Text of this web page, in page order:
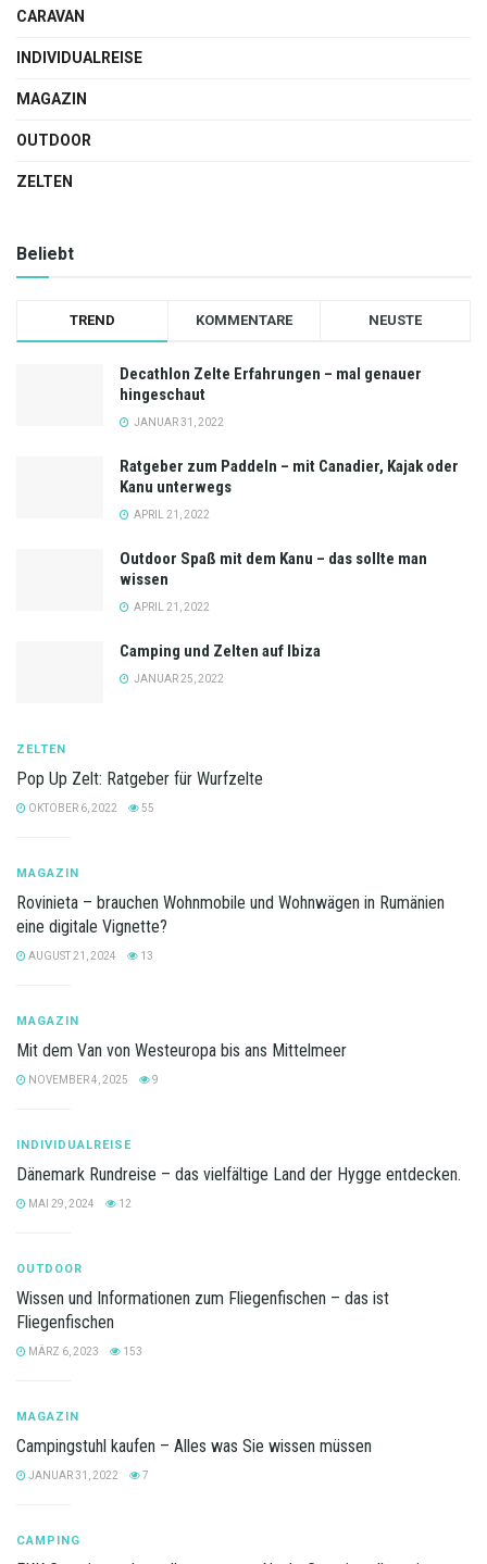
CARAVAN
INDIVIDUALREISE
MAGAZIN
OUTDOOR
ZELTEN
Beliebt
TREND KOMMENTARE NEUSTE
Decathlon Zelte Erfahrungen – mal genauer
hingeschaut
JANUAR 31, 2022
Ratgeber zum Paddeln – mit Canadier, Kajak oder
Kanu unterwegs
APRIL 21, 2022
Outdoor Spaß mit dem Kanu – das sollte man
wissen
APRIL 21, 2022
Camping und Zelten auf Ibiza
JANUAR 25, 2022
ZELTEN
Pop Up Zelt: Ratgeber für Wurfzelte
OKTOBER 6, 2022 55
MAGAZIN
Rovinieta – brauchen Wohnmobile und Wohnwägen in Rumänien
eine digitale Vignette?
AUGUST 21, 2024 13
MAGAZIN
Mit dem Van von Westeuropa bis ans Mittelmeer
NOVEMBER 4, 2025 9
INDIVIDUALREISE
Dänemark Rundreise – das vielfältige Land der Hygge entdecken.
MAI 29, 2024 12
OUTDOOR
Wissen und Informationen zum Fliegenfischen – das ist
Fliegenfischen
MÄRZ 6, 2023 153
MAGAZIN
Campingstuhl kaufen – Alles was Sie wissen müssen
JANUAR 31, 2022 7
CAMPING